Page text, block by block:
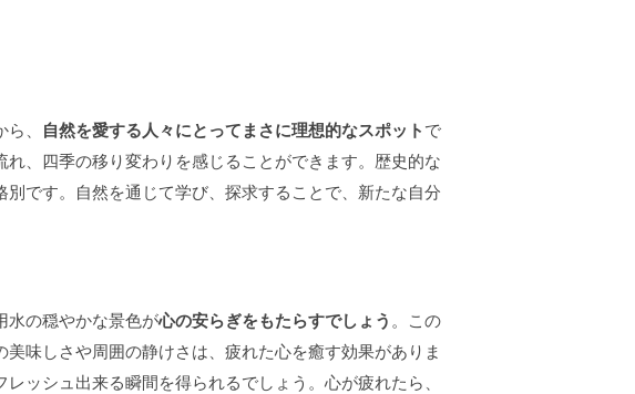
、 自然を愛する人々にとってまさに理想的なスポットで
、四季の移り変わりを感じることができます。歴史的な
です。自然を通じて学び、探求することで、新たな自分
水の穏やかな景色が心の安らぎをもたらすでしょう 。この
味しさや周囲の静けさは、疲れた心を癒す効果がありま
ッシュ出来る瞬間を得られるでしょう。心が疲れたら、